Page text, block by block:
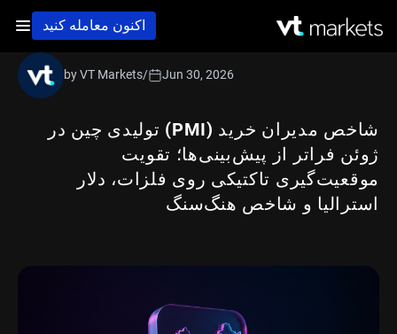
اکنون معامله کنید
شاخص مدیران خرید (PMI) تولیدی چین در
ژوئن فراتر از پیش‌بینی‌ها؛ تقویت
موقعیت‌گیری تاکتیکی روی فلزات، دلار
استرالیا و شاخص هنگ‌سنگ
by VT Markets/ Jun 30, 2026